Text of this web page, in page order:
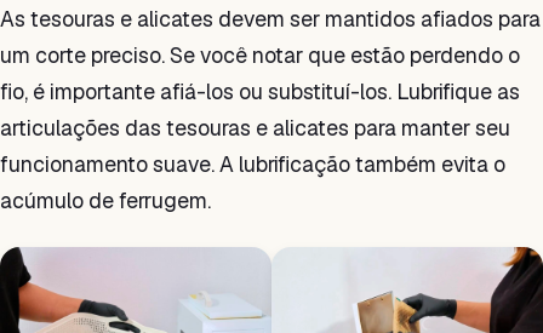
As tesouras e alicates devem ser mantidos afiados para
um corte preciso. Se você notar que estão perdendo o
fio, é importante afiá-los ou substituí-los. Lubrifique as
articulações das tesouras e alicates para manter seu
funcionamento suave. A lubrificação também evita o
acúmulo de ferrugem.